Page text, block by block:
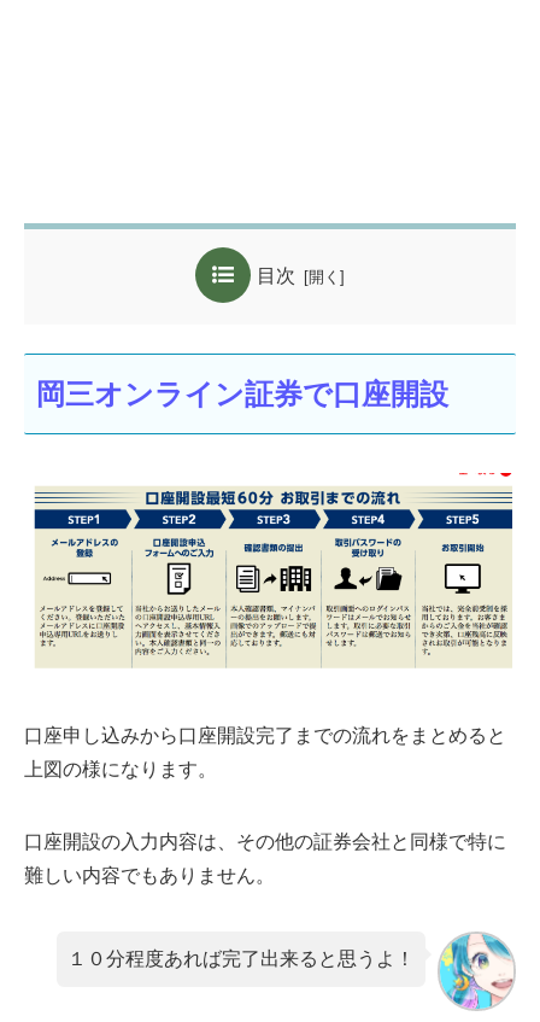
目次
岡三オンライン証券で口座開設
口座申し込みから口座開設完了までの流れをまとめると
上図の様になります。
口座開設の入力内容は、その他の証券会社と同様で特に
難しい内容でもありません。
１０分程度あれば完了出来ると思うよ！